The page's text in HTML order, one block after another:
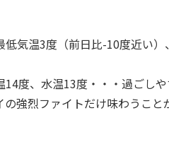
気温3度（前日比-10度近い
度、水温13度・・・過ごし
強烈ファイトだけ味わうこと